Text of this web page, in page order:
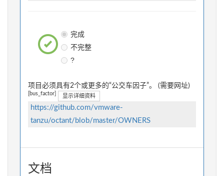
完成
不完整
?
项目必须具有2个或更多的“公交车因子”。 (需要网址)
[bus_factor] 显示详细资料
https://github.com/vmware-
tanzu/octant/blob/master/OWNERS
文档